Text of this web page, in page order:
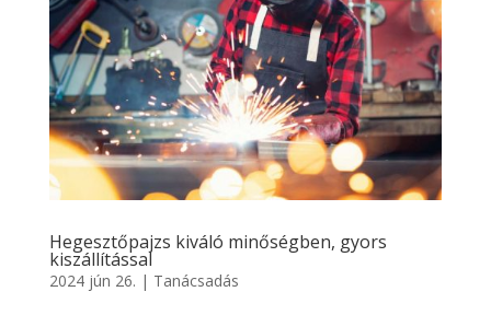
Hegesztőpajzs kiváló minőségben, gyors
kiszállítással
2024 jún 26. | Tanácsadás